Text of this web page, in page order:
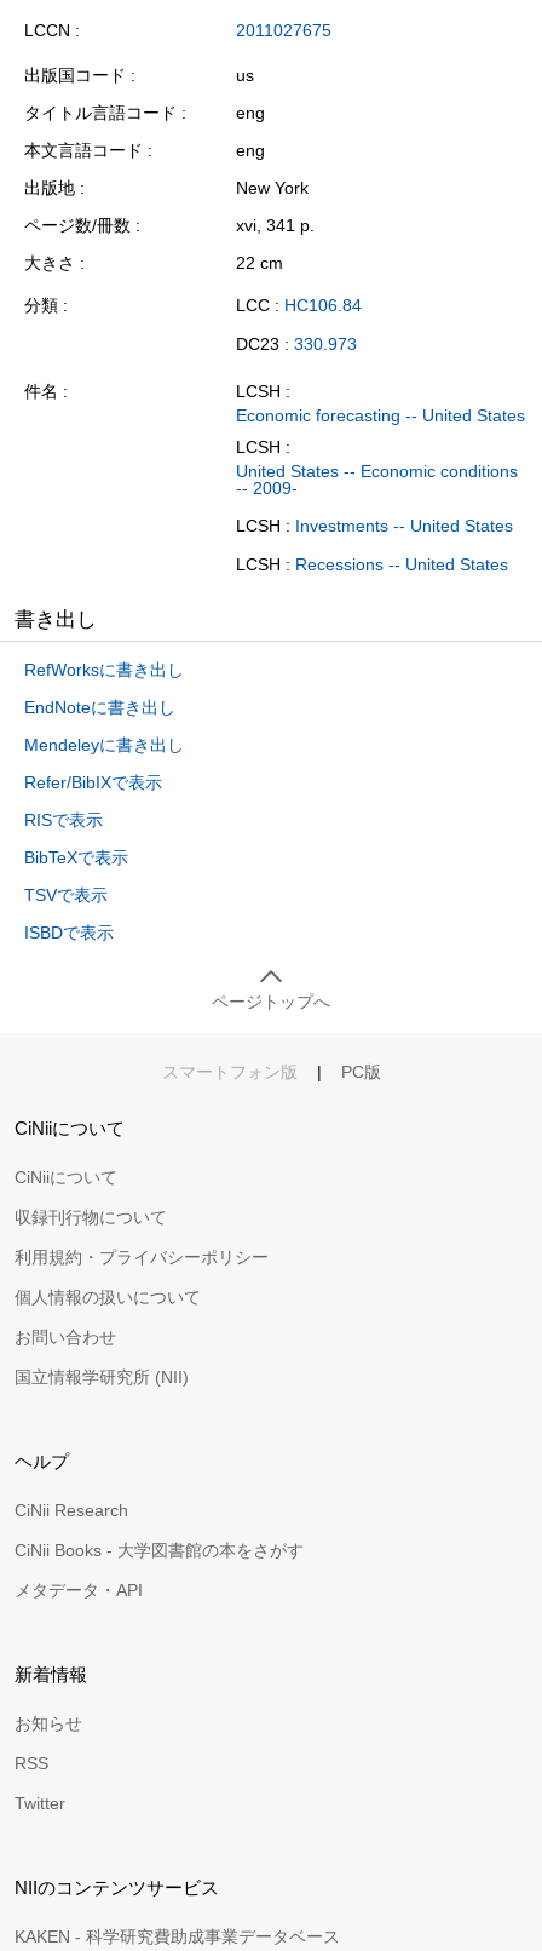
LCCN 2011027675
出版国コード
us
タイトル言語コード
eng
本文言語コード
eng
出版地
New York
ページ数/冊数
xvi, 341 p.
大きさ
22 cm
分類 LCC : HC106.84
DC23 : 330.973
件名
LCSH :
Economic forecasting -- United States
LCSH :
United States -- Economic conditions
-- 2009-
LCSH : Investments -- United States
LCSH : Recessions -- United States
書き出し
RefWorksに書き出し
EndNoteに書き出し
Mendeleyに書き出し
Refer/BibIXで表示
RISで表示
BibTeXで表示
TSVで表示
ISBDで表示
ページトップへ
スマートフォン版 | PC版
CiNiiについて
CiNiiについて
収録刊行物について
利用規約・プライバシーポリシー
個人情報の扱いについて
お問い合わせ
国立情報学研究所 (NII)
ヘルプ
CiNii Research
CiNii Books - 大学図書館の本をさがす
メタデータ・API
新着情報
お知らせ
RSS
Twitter
NIIのコンテンツサービス
KAKEN - 科学研究費助成事業データベース